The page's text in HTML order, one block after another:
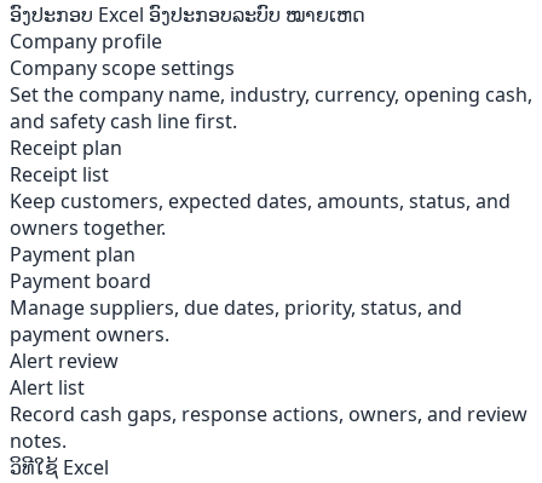
ອົງປະກອບ Excel ອົງປະກອບລະບົບ ໝາຍເຫດ
Company profile
Company scope settings
Set the company name, industry, currency, opening cash,
and safety cash line first.
Receipt plan
Receipt list
Keep customers, expected dates, amounts, status, and
owners together.
Payment plan
Payment board
Manage suppliers, due dates, priority, status, and
payment owners.
Alert review
Alert list
Record cash gaps, response actions, owners, and review
notes.
ວິທີໃຊ້ Excel